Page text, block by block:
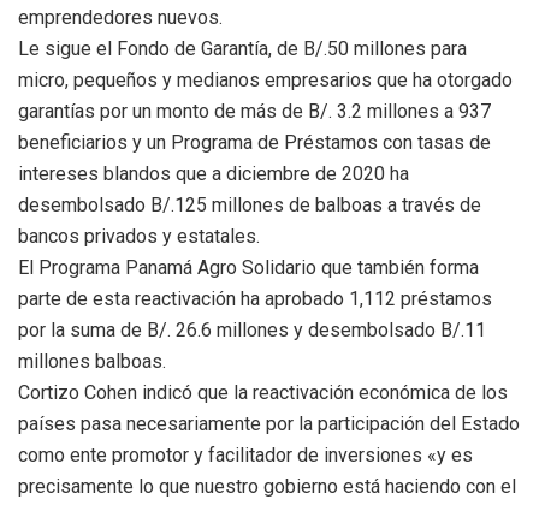
emprendedores nuevos.
Le sigue el Fondo de Garantía, de B/.50 millones para
micro, pequeños y medianos empresarios que ha otorgado
garantías por un monto de más de B/. 3.2 millones a 937
beneficiarios y un Programa de Préstamos con tasas de
intereses blandos que a diciembre de 2020 ha
desembolsado B/.125 millones de balboas a través de
bancos privados y estatales.
El Programa Panamá Agro Solidario que también forma
parte de esta reactivación ha aprobado 1,112 préstamos
por la suma de B/. 26.6 millones y desembolsado B/.11
millones balboas.
Cortizo Cohen indicó que la reactivación económica de los
países pasa necesariamente por la participación del Estado
como ente promotor y facilitador de inversiones «y es
precisamente lo que nuestro gobierno está haciendo con el